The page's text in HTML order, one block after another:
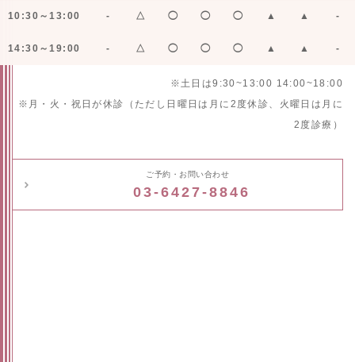
10:30～13:00 - △ ◯ ◯ ◯ ▲ ▲ -
14:30～19:00 - △ ◯ ◯ ◯ ▲ ▲ -
※土日は9:30~13:00 14:00~18:00
※月・火・祝日が休診（ただし日曜日は月に2度休診、火曜日は月に
2度診療）
ご予約・お問い合わせ
03-6427-8846